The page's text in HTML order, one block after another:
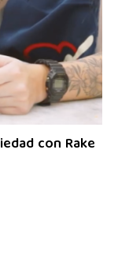
con Rake